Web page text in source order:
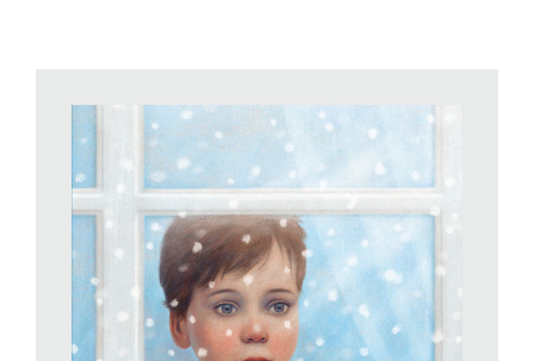
quella statua che gli spietati oppressori obbligano a venerare
durante le funzioni, per tenere gli schiavi incatenati alla paura
del castigo divino e alla rassegnata sottomissione allo stato
delle cose, ma è Altrove, nella luce interiore che risplende
dentro i protagonisti. Non in tutti però risplende, il Male esiste,
così come il Buio, e come la morte. Ma la speranza – come ci
mostrano le ricorrenti immagini di candele e fiammelle, nei
momenti più drammatici della storia – tiene accesa la luce, nei
cuori di coloro che la accolgono.